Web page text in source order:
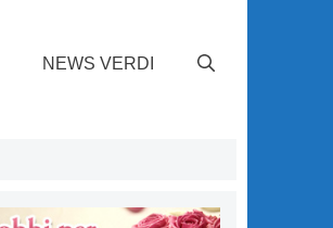
NEWS VERDI